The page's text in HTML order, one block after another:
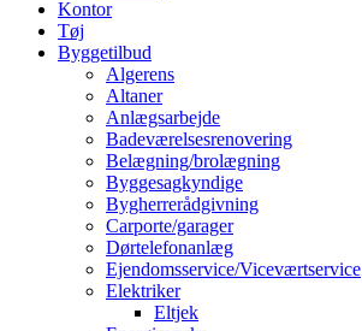
Kontor
Tøj
Byggetilbud
Algerens
Altaner
Anlægsarbejde
Badeværelsesrenovering
Belægning/brolægning
Byggesagkyndige
Bygherrerådgivning
Carporte/garager
Dørtelefonanlæg
Ejendomsservice/Viceværtservice
Elektriker
Eltjek